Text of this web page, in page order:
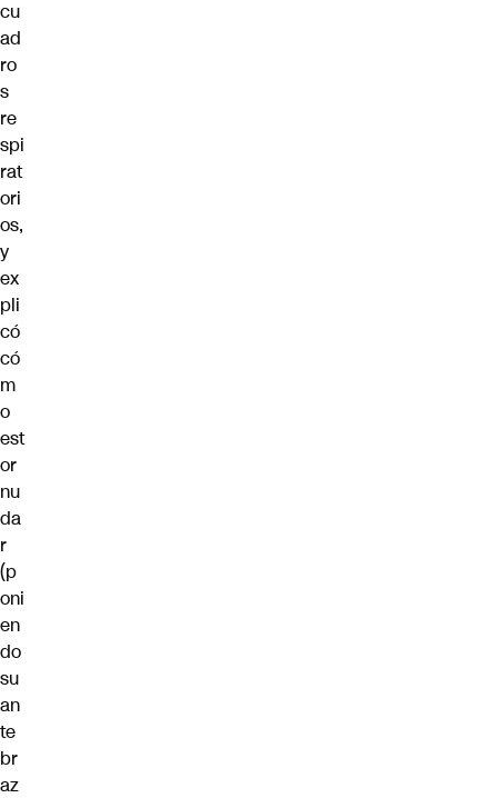
cu
ad
ro
s
re
spi
rat
ori
os,
y
ex
pli
có
có
m
o
est
or
nu
da
r
(p
oni
en
do
su
an
te
br
az